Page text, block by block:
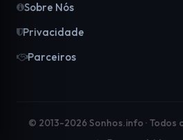
Sobre Nós
Privacidade
Parceiros
© 2013-2026 Sonhos.info · Todos